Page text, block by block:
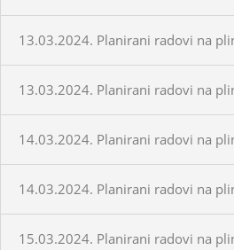
13.03.2024. Planirani radovi na
13.03.2024. Planirani radovi na
14.03.2024. Planirani radovi na
14.03.2024. Planirani radovi na
15.03.2024. Planirani radovi na